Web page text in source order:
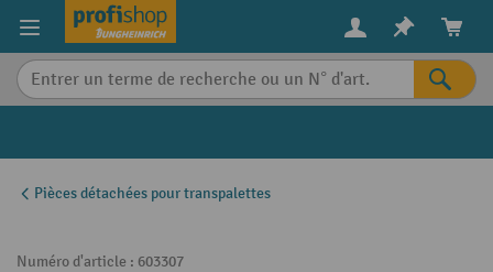
content
Pièces détachées pour transpalettes
Numéro d'article : 603307